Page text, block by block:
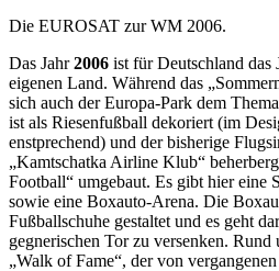
Die EUROSAT zur WM 2006.
Das Jahr2006 ist für Deutschland
eigenen Land. Während das
sich auch der Europa-Park dem
ist als Riesenfußball dekoriert (im
enstprechend) und der bisherige
„Kamtschatka Airline Klub“
Football“ umgebaut. Es gibt hier eine
sowie eine Boxauto-Arena. Die
Fußballschuhe gestaltet und es geht
gegnerischen Tor zu versenken.
„Walk of Fame“, der von